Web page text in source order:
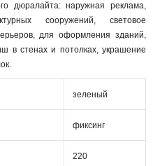
дюралайта: наружная реклама,
сооружений, световое
для оформления зданий,
в стенах и потолках, украшение
зеленый
фиксинг
220